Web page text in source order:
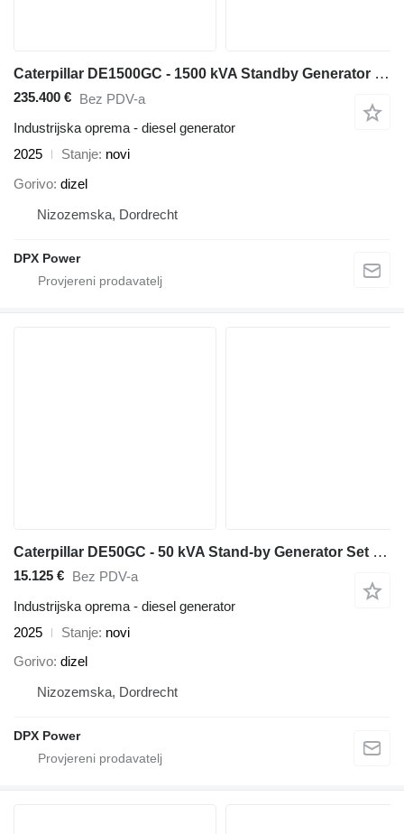
Caterpillar DE1500GC - 1500 kVA Standby Generator - DPX-18228
235.400 € Bez PDV-a
Industrijska oprema - diesel generator
2025
Stanje novi
Gorivo dizel
Nizozemska, Dordrecht
DPX Power
Caterpillar DE50GC - 50 kVA Stand-by Generator Set - DPX-18205
15.125 € Bez PDV-a
Industrijska oprema - diesel generator
2025
Stanje novi
Gorivo dizel
Nizozemska, Dordrecht
DPX Power